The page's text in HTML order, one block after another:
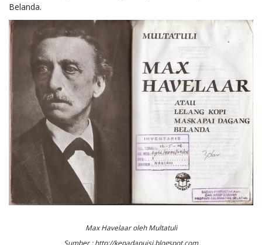
Belanda.
Max Havelaar oleh Multatuli
Sumber : http://kepadapuisi.blogspot.com